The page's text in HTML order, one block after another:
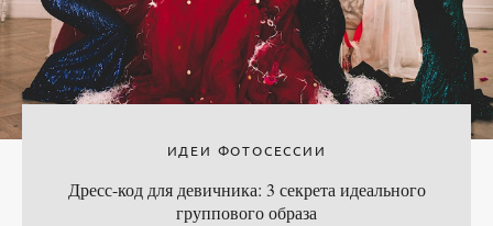
ИДЕИ ФОТОСЕССИИ
Дресс-код для девичника: 3 секрета идеального
группового образа